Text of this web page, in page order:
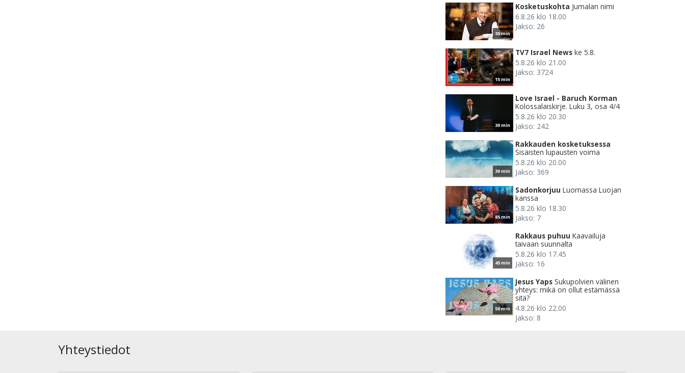
30 min
Kosketuskohta Jumalan nimi
6.8.26 klo 18.00
Jakso: 26
15 min
TV7 Israel News ke 5.8.
5.8.26 klo 21.00
Jakso: 3724
30 min
Love Israel - Baruch Korman
Kolossalaiskirje. Luku 3, osa 4/4
5.8.26 klo 20.30
Jakso: 242
30 min
Rakkauden kosketuksessa
Sisäisten lupausten voima
5.8.26 klo 20.00
Jakso: 369
85 min
Sadonkorjuu Luomassa Luojan
kanssa
5.8.26 klo 18.30
Jakso: 7
45 min
Rakkaus puhuu Kaavailuja
taivaan suunnalta
5.8.26 klo 17.45
Jakso: 16
50 min
Jesus Yaps Sukupolvien välinen
yhteys: mikä on ollut estämässä
sitä?
4.8.26 klo 22.00
Jakso: 8
Yhteystiedot